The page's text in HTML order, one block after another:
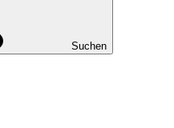
Suchen